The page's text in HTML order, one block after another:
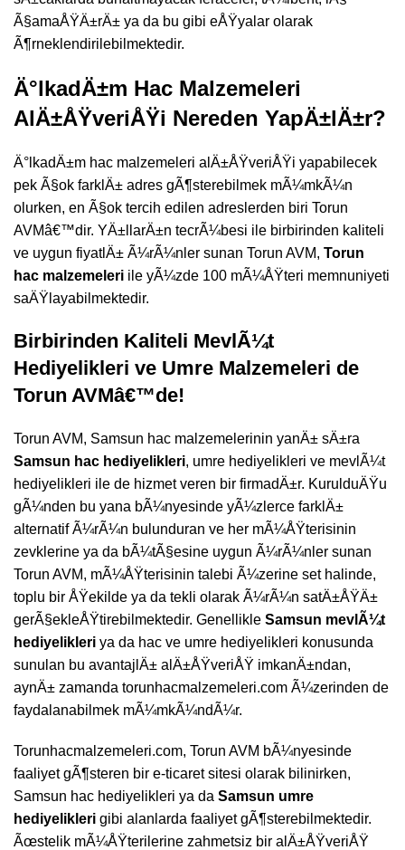
Ã§amaÅŸÄ±rÄ± ya da bu gibi eÅŸyalar olarak
Ã¶rneklendirilebilmektedir.
Ä°lkadÄ±m Hac Malzemeleri
AlÄ±ÅŸveriÅŸi Nereden YapÄ±lÄ±r?
Ä°lkadÄ±m hac malzemeleri alÄ±ÅŸveriÅŸi yapabilecek
pek Ã§ok farklÄ± adres gÃ¶sterebilmek mÃ¼mkÃ¼n
olurken, en Ã§ok tercih edilen adreslerden biri Torun
AVMâ€™dir. YÄ±llarÄ±n tecrÃ¼besi ile birbirinden kaliteli
ve uygun fiyatlÄ± Ã¼rÃ¼nler sunan Torun AVM, Torun
hac malzemeleri ile yÃ¼zde 100 mÃ¼ÅŸteri memnuniyeti
saÄŸlayabilmektedir.
Birbirinden Kaliteli MevlÃ¼t
Hediyelikleri ve Umre Malzemeleri de
Torun AVMâ€™de!
Torun AVM, Samsun hac malzemelerinin yanÄ± sÄ±ra
Samsun hac hediyelikleri, umre hediyelikleri ve mevlÃ¼t
hediyelikleri ile de hizmet veren bir firmadÄ±r. KurulduÄŸu
gÃ¼nden bu yana bÃ¼nyesinde yÃ¼zlerce farklÄ±
alternatif Ã¼rÃ¼n bulunduran ve her mÃ¼ÅŸterisinin
zevklerine ya da bÃ¼tÃ§esine uygun Ã¼rÃ¼nler sunan
Torun AVM, mÃ¼ÅŸterisinin talebi Ã¼zerine set halinde,
toplu bir ÅŸekilde ya da tekli olarak Ã¼rÃ¼n satÄ±ÅŸÄ±
gerÃ§ekleÅŸtirebilmektedir. Genellikle Samsun mevlÃ¼t
hediyelikleri ya da hac ve umre hediyelikleri konusunda
sunulan bu avantajlÄ± alÄ±ÅŸveriÅŸ imkanÄ±ndan,
aynÄ± zamanda torunhacmalzemeleri.com Ã¼zerinden de
faydalanabilmek mÃ¼mkÃ¼ndÃ¼r.
Torunhacmalzemeleri.com, Torun AVM bÃ¼nyesinde
faaliyet gÃ¶steren bir e-ticaret sitesi olarak bilinirken,
Samsun hac hediyelikleri ya da Samsun umre
hediyelikleri gibi alanlarda faaliyet gÃ¶sterebilmektedir.
Ãœstelik mÃ¼ÅŸterilerine zahmetsiz bir alÄ±ÅŸveriÅŸ